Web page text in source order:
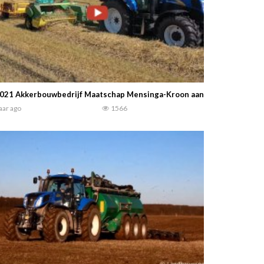
Akkerbouwbedrijf Maatschap Mensinga-Kroon aan het
ago 1566